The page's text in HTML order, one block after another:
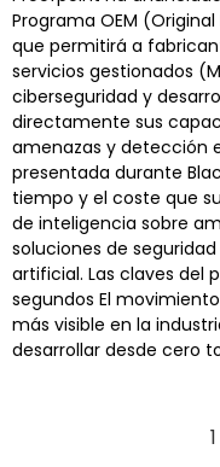
Programa OEM
que permitirá a
servicios gestionados
ciberseguridad y
directamente sus
amenazas y detección
presentada durante
tiempo y el coste que
de inteligencia sobre
soluciones de
artificial. Las claves del
segundos El
más visible en la
desarrollar desde cero
1